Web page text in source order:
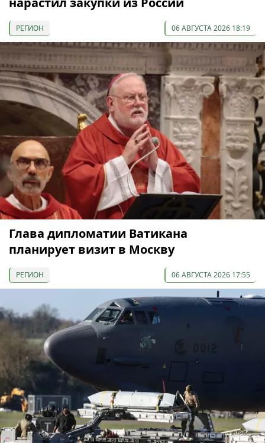
РЕГИОН 06 АВГУСТА 2026 18:19
Глава дипломатии Ватикана
планирует визит в Москву
РЕГИОН 06 АВГУСТА 2026 17:55